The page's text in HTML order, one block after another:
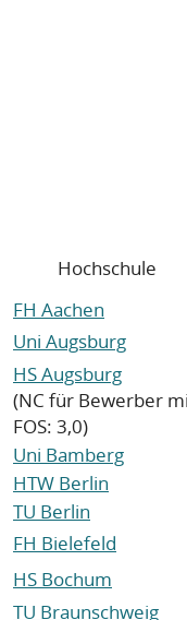
Hochschule
FH Aachen
Uni Augsburg
HS Augsburg
(NC für Bewerber
FOS: 3,0)
Uni Bamberg
HTW Berlin
TU Berlin
FH Bielefeld
HS Bochum
TU Braunschweig